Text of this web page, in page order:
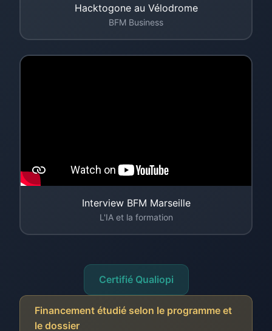
Hacktogone au Vélodrome
BFM Business
Interview BFM Marseille
L'IA et la formation
Certifié Qualiopi
Financement étudié selon le programme et
le dossier